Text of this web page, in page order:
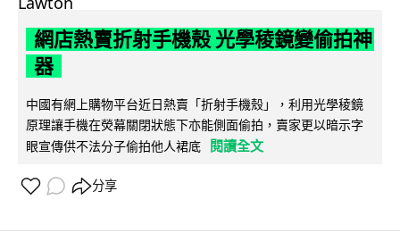
網店熱賣折射手機殼 光學稜鏡變偷拍神
器
中國有網上購物平台近日熱賣「折射手機殼」，利用光學稜鏡
原理讓手機在熒幕關閉狀態下亦能側面偷拍，賣家更以暗示字
眼宣傳供不法分子偷拍他人裙底
閱讀全文
分享